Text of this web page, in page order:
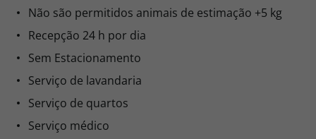
Não são permitidos animais de estimação +5 kg
Recepção 24 h por dia
Sem Estacionamento
Serviço de lavandaria
Serviço de quartos
Serviço médico